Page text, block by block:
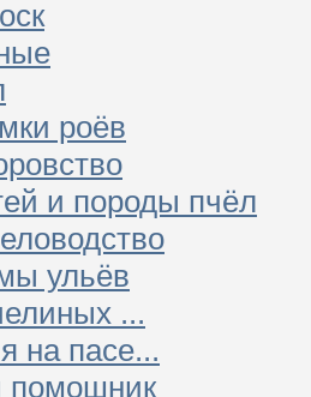
роёв
и породы пчёл
ульёв
...
на пасе...
помошник